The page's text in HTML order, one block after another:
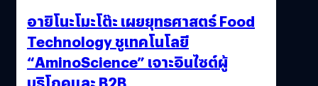
อายิโนะโมะโต๊ะ เผยยุทธศาสตร์ Food
Technology ชูเทคโนโลยี
“AminoScience” เจาะอินไซต์ผู้